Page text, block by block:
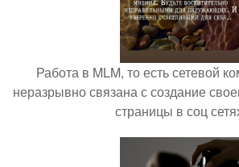
Работа в MLM, то есть сетевой
неразрывно связана с создание
страницы в соц